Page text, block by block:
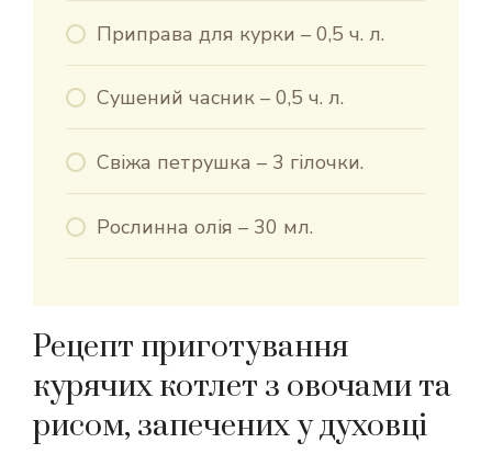
Приправа для курки – 0,5 ч. л.
Сушений часник – 0,5 ч. л.
Свіжа петрушка – 3 гілочки.
Рослинна олія – 30 мл.
Рецепт приготування
курячих котлет з овочами та
рисом, запечених у духовці